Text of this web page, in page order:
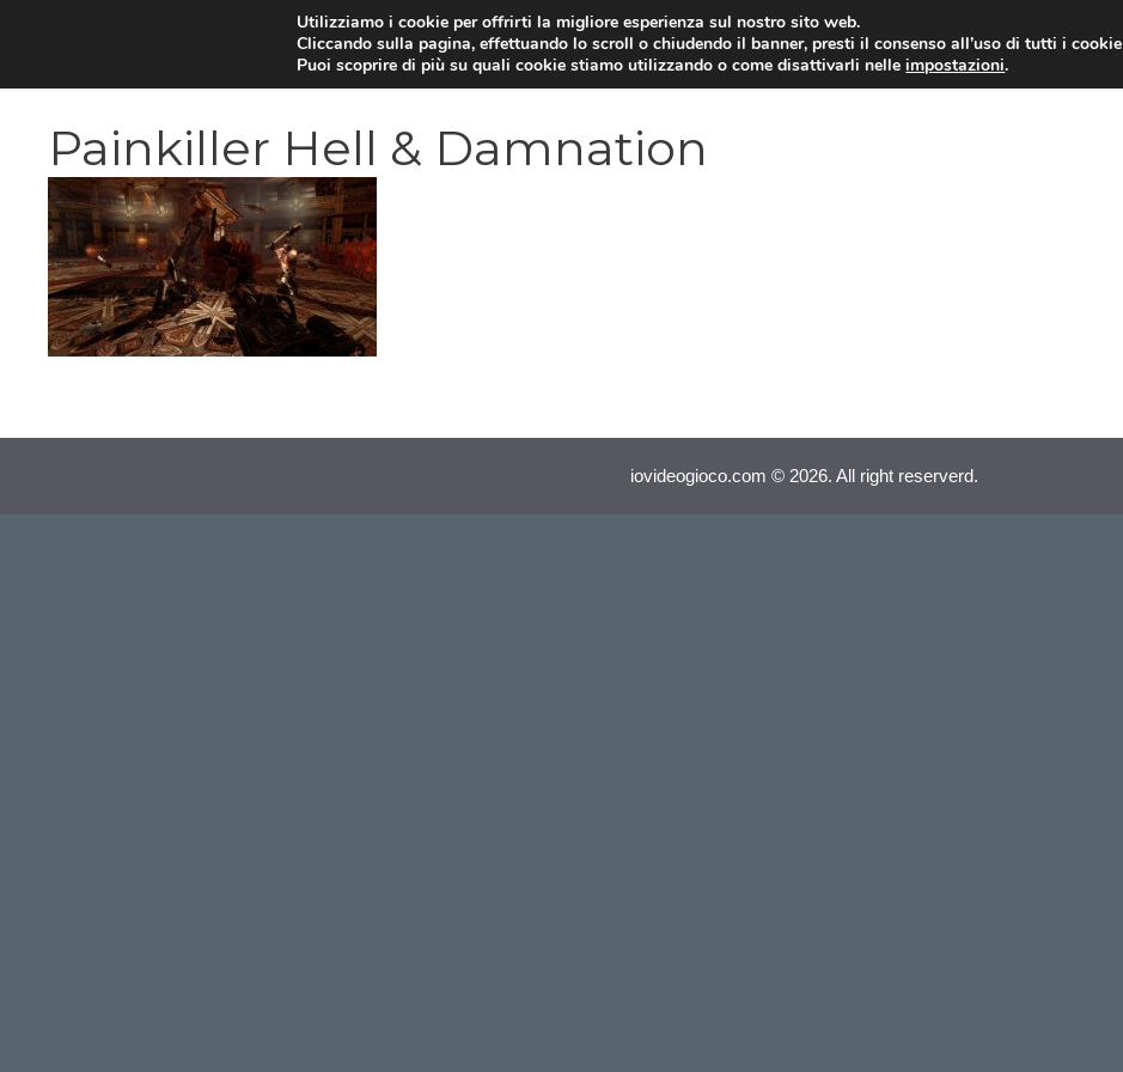
VIDEOGIOCHI NEWS RECENSIONI
Painkiller Hell & Damnation
iovideogioco.com © 2026. All right reserverd.
Utilizziamo i cookie per offrirti la migliore esperienza sul nostro sito web.
Cliccando sulla pagina, effettuando lo scroll o chiudendo il banner, presti il consenso all’uso di tutti i cookie
Puoi scoprire di più su quali cookie stiamo utilizzando o come disattivarli nelleimpostazioni.